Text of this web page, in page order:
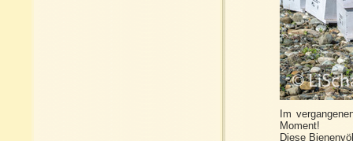
Im
Moment!
Diese